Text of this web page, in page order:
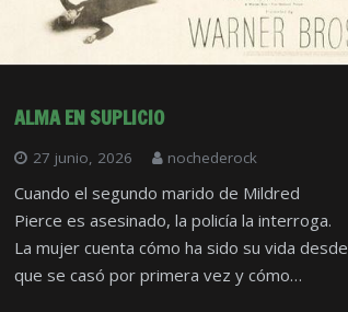
ALMA EN SUPLICIO
27 junio, 2026 nochederock
Cuando el segundo marido de Mildred
Pierce es asesinado, la policía la interroga.
La mujer cuenta cómo ha sido su vida desde
que se casó por primera vez y cómo…